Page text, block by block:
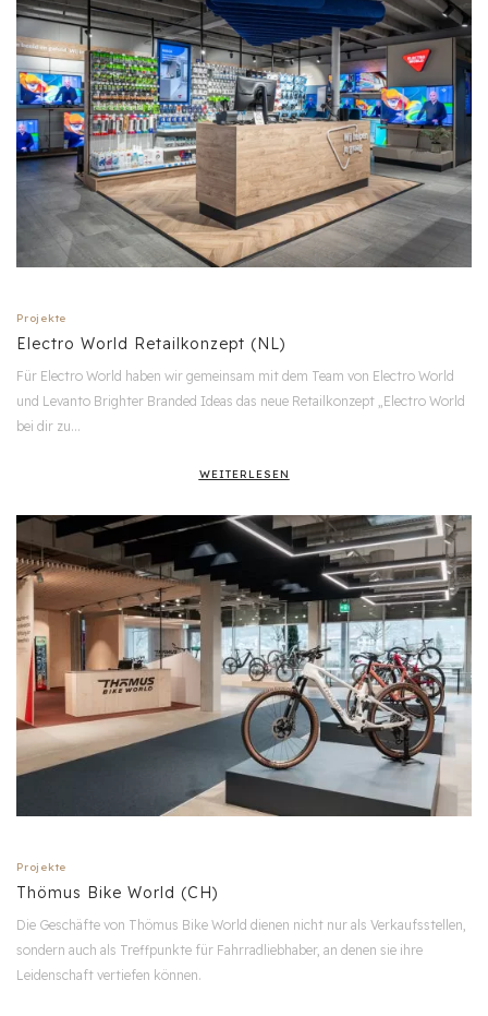
Projekte
Electro World Retailkonzept (NL)
Für Electro World haben wir gemeinsam mit dem Team von Electro World
und Levanto Brighter Branded Ideas das neue Retailkonzept „Electro World
bei dir zu…
WEITERLESEN
Projekte
Thömus Bike World (CH)
Die Geschäfte von Thömus Bike World dienen nicht nur als Verkaufsstellen,
sondern auch als Treffpunkte für Fahrradliebhaber, an denen sie ihre
Leidenschaft vertiefen können.